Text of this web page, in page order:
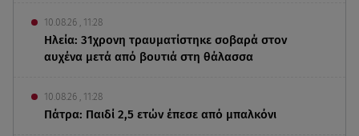
10.08.26 , 11:28
Ηλεία: 31χρονη τραυματίστηκε σοβαρά στον
αυχένα μετά από βουτιά στη θάλασσα
10.08.26 , 11:28
Πάτρα: Παιδί 2,5 ετών έπεσε από μπαλκόνι